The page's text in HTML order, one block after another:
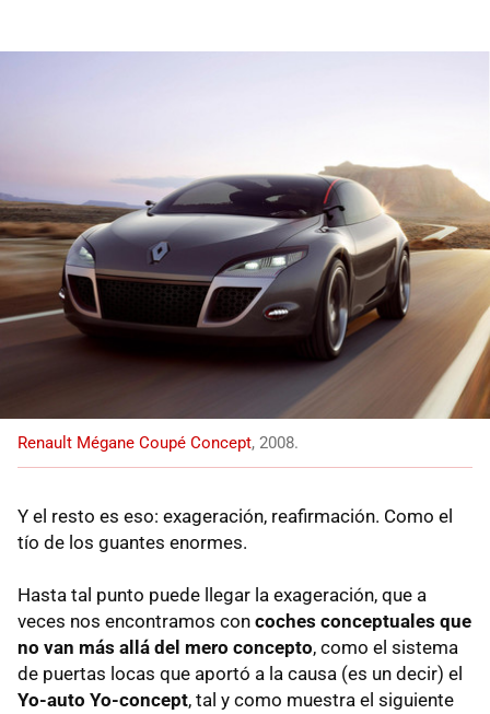
Renault Mégane Coupé Concept, 2008.
Y el resto es eso: exageración, reafirmación. Como el
tío de los guantes enormes.
Hasta tal punto puede llegar la exageración, que a
veces nos encontramos con coches conceptuales que
no van más allá del mero concepto, como el sistema
de puertas locas que aportó a la causa (es un decir) el
Yo-auto Yo-concept, tal y como muestra el siguiente